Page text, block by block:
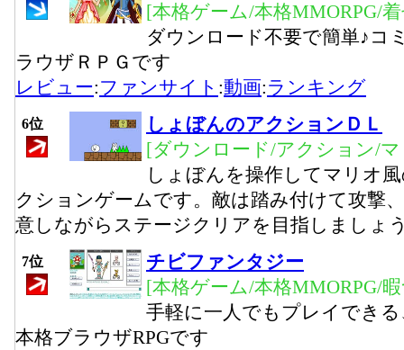
[本格ゲーム/本格MMORPG/
ダウンロード不要で簡単♪コ
ラウザＲＰＧです
レビュー:ファンサイト :動画:ランキング
6位
しょぼんのアクションＤＬ
[ダウンロード/アクション/
しょぼんを操作してマリオ
クションゲームです。敵は踏み付けて攻撃
意しながらステージクリアを目指しましょ
7位
チビファンタジー
[本格ゲーム/本格MMORPG/
手軽に一人でもプレイでき
本格ブラウザRPGです